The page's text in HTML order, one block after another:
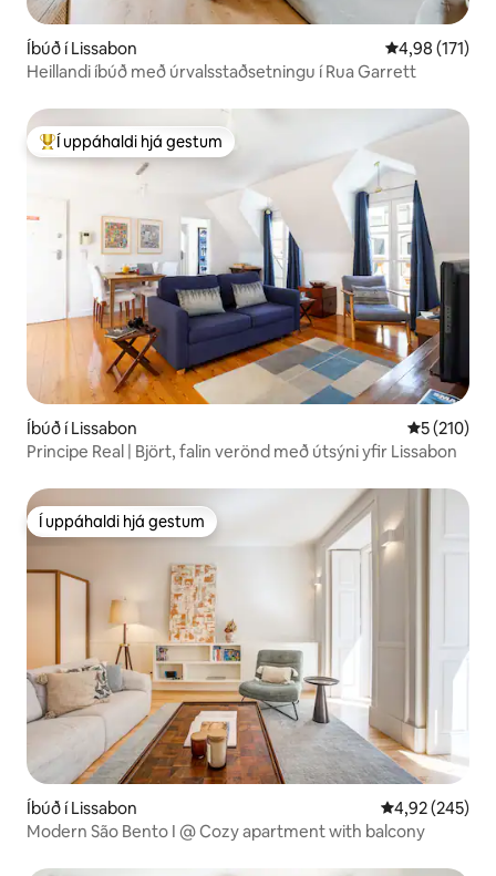
Íbúð í Lissabon 4,98 af 5 í
4,98 (171)
Heillandi íbúð með úrvalsstaðsetningu í Rua Garrett
Í mestu uppáhaldi hjá gestum
Í uppáhaldi hjá gestum
Íbúð í Lissabon 5 af 5 í
5 (210)
Principe Real | Björt, falin verönd með útsýni yfir Lissabon
Í uppáhaldi hjá gestum
Í uppáhaldi hjá gestum
Íbúð í Lissabon 4,92 af 5 í
4,92 (245)
Modern São Bento I @ Cozy apartment with balcony